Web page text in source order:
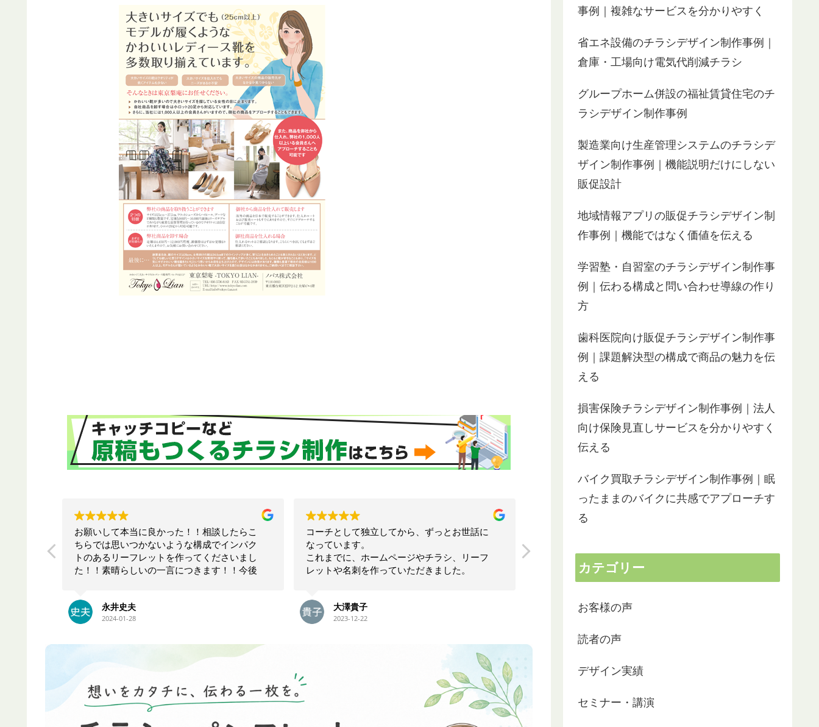
お願いして本当に良かった！！相談したらこ
ちらでは思いつかないような構成でインパク
トのあるリーフレットを作ってくださいまし
た！！素晴らしいの一言につきます！！今後
永井史夫
2024-01-28
コーチとして独立してから、ずっとお世話に
なっています。
これまでに、ホームページやチラシ、リーフ
レットや名刺を作っていただきました。
流れがわかりやすく整理できるだけでなく、
私の強みや持ち味がちゃんと伝えられます。
ザインや色使いもとても気に入っています。
私自身が見たくなるような、楽しくなるよう
な、そんなホームページや名刺になっていま
す。
私の希望や修正したいことも、気軽に相談で
きます。また、ホームページ操作上のトラブ
大澤貴子
2023-12-22
かったので自分で文章やデザインを考えよう
と試みたものの時間ばかり過ぎ、こんなこと
ではいつまでかかるかわからない。思いばか
き、ネットで様々な業者さんを調べた結果、
ームページや狩生さんのYouTubeもみて、何
かピンとくるものがありました。
後はメールのやり取りで詳細を詰めていく形
その間、自分では何もする必要はなく、こち
らの思いや要望を伝えてすべてお任せです。
カフェモカ
かりこちら
事例｜複雑なサービスを分かりやすく
省エネ設備のチラシデザイン制作事例｜
倉庫・工場向け電気代削減チラシ
グループホーム併設の福祉賃貸住宅のチ
ラシデザイン制作事例
製造業向け生産管理システムのチラシデ
ザイン制作事例｜機能説明だけにしない
販促設計
地域情報アプリの販促チラシデザイン制
作事例｜機能ではなく価値を伝える
学習塾・自習室のチラシデザイン制作事
例｜伝わる構成と問い合わせ導線の作り
方
歯科医院向け販促チラシデザイン制作事
例｜課題解決型の構成で商品の魅力を伝
える
損害保険チラシデザイン制作事例｜法人
向け保険見直しサービスを分かりやすく
伝える
バイク買取チラシデザイン制作事例｜眠
ったままのバイクに共感でアプローチす
る
カテゴリー
お客様の声
読者の声
デザイン実績
セミナー・講演